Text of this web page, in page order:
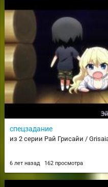
спецзадание
из 2 серии Рай Грисайи /
6 лет назад 162 просмотра